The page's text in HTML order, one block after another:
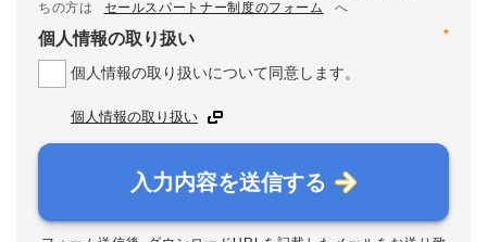
ちの方は
セールスパートナー制度のフォーム
へ
*
個人情報の取り扱い
個人情報の取り扱いについて同意します。
個人情報の取り扱い
入力内容を送信する